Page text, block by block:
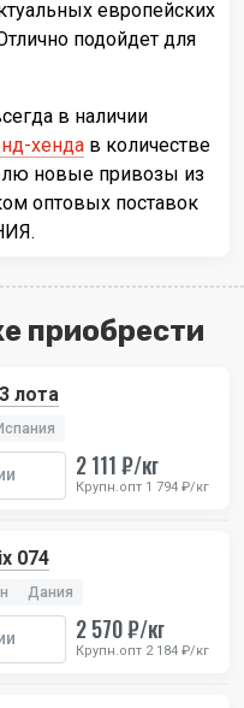
европейских
подойдет для
в наличии
хенда в количестве
новые привозы из
оптовых поставок
приобрести
лота
2 111 ₽/кг
Крупн.опт 1 794 ₽/кг
074
Дания
2 570 ₽/кг
Крупн.опт 2 184 ₽/кг